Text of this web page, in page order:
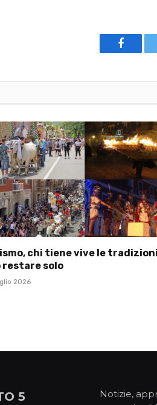
chi tiene vive le
restare solo
2026
5
Notizie,